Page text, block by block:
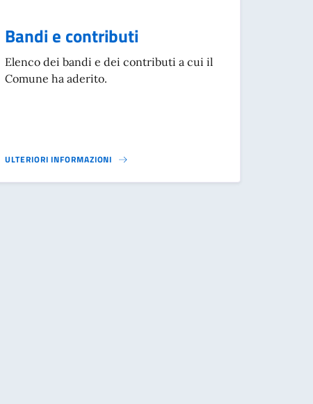
Bandi e contributi
Elenco dei bandi e dei contributi a cui il
Comune ha aderito.
ULTERIORI INFORMAZIONI